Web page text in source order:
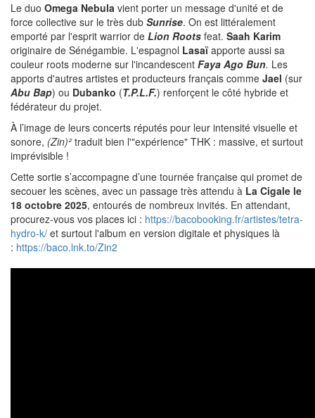
Le duo Omega Nebula vient porter un message d'unité et de
force collective sur le très dub Sunrise. On est littéralement
emporté par l'esprit warrior de Lion Roots feat. Saah Karim
originaire de Sénégambie. L'espagnol Lasaïapporte aussi sa
couleur roots moderne sur l'incandescent Faya Ago Bun. Les
apports d'autres artistes et producteurs français comme Jael (sur
Abu Bap) ou Dubanko (T.P.L.F.) renforçent le côté hybride et
fédérateur du projet.
À l’image de leurs concerts réputés pour leur intensité visuelle et
sonore, (Zin)²traduit bien l'"expérience" THK : massive, et surtout
imprévisible !
Cette sortie s’accompagne d’une tournée française qui promet de
secouer les scènes, avec un passage très attendu à La Cigale le
18 octobre 2025, entourés de nombreux invités. En attendant,
procurez-vous vos places ici : https://bacobooking.fr/artistes/tetra-
hydro-k/ et surtout l'album en version digitale et physiques là
: https://baco.lnk.to/Zin2